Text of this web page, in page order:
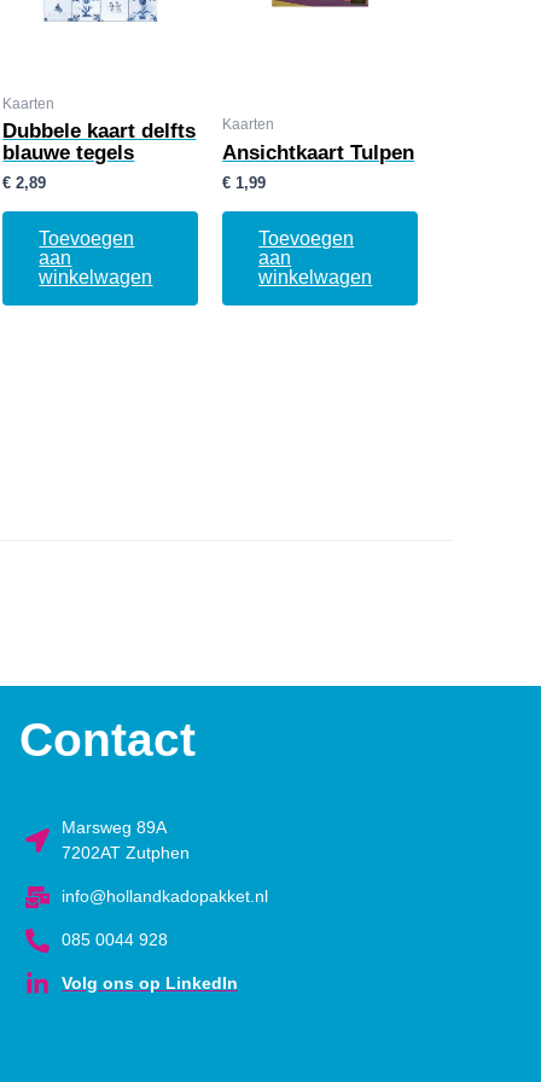
Kaarten
Dubbele kaart delfts
blauwe tegels
€ 2,89
Toevoegen
aan
winkelwagen
Kaarten
Ansichtkaart Tulpen
€ 1,99
Toevoegen
aan
winkelwagen
Contact
Marsweg 89A
7202AT Zutphen
info@hollandkadopakket.nl
085 0044 928
Volg ons op LinkedIn